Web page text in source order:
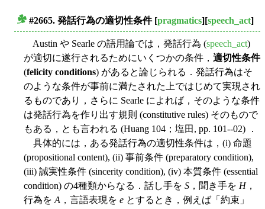
#2665. 発話行為の適切性条件[pragmatics][speech_act]
Austin や Searle の語用論では，発話行為 (speech_act)
が適切に遂行されるためにいくつかの条件， 適切性条件
(felicity conditions) があると論じられる．発話行為はそ
のような条件が事前に満たされた上ではじめて実現され
るものであり，さらに Searle によれば，そのような条件
は発話行為を作り出す規則 (constitutive rules) そのもので
もある，とも言われる (Huang 104；塩田, pp. 101--02) ．
具体的には，ある発話行為の適切性条件は，(i) 命題
(propositional content), (ii) 事前条件 (preparatory condition),
(iii) 誠実性条件 (sincerity condition), (iv) 本質条件 (essential
condition) の4種類からなる．話し手を S ，聞き手を H，
行為を A ，言語表現を e とするとき，例えば「約束」